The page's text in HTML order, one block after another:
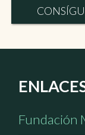
Fundación